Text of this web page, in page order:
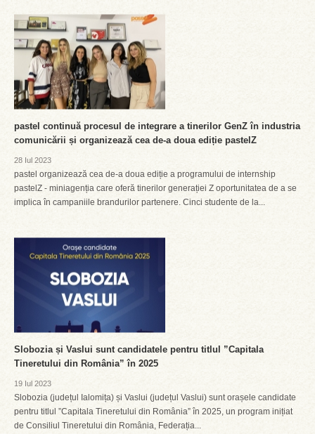
pastel continuă procesul de integrare a tinerilor GenZ în industria
comunicării și organizează cea de-a doua ediție pastelZ
28 Iul 2023
pastel organizează cea de-a doua ediție a programului de internship
pastelZ - miniagenția care oferă tinerilor generației Z oportunitatea de a se
implica în campaniile brandurilor partenere. Cinci studente de la...
Slobozia și Vaslui sunt candidatele pentru titlul ”Capitala
Tineretului din România” în 2025
19 Iul 2023
Slobozia (județul Ialomița) și Vaslui (județul Vaslui) sunt orașele candidate
pentru titlul ”Capitala Tineretului din România” în 2025, un program inițiat
de Consiliul Tineretului din România, Federația...